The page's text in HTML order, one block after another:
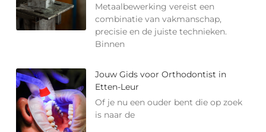
Metaalbewerking vereist een
combinatie van vakmanschap,
precisie en de juiste technieken.
Binnen
Jouw Gids voor Orthodontist in
Etten-Leur
Of je nu een ouder bent die op zoek
is naar de